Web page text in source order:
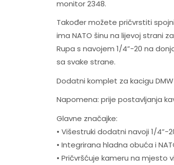
monitor 2348.
Također možete pričvrstiti
ima NATO šinu na lijevoj strani
Rupa s navojem 1/4”-20 na
sa svake strane.
Dodatni komplet za kacigu
Napomena: prije postavljanja
Glavne značajke:
• Višestruki dodatni navoji 1/4”-
• Integrirana hladna obuća i
• Pričvršćuje kameru na mjesto